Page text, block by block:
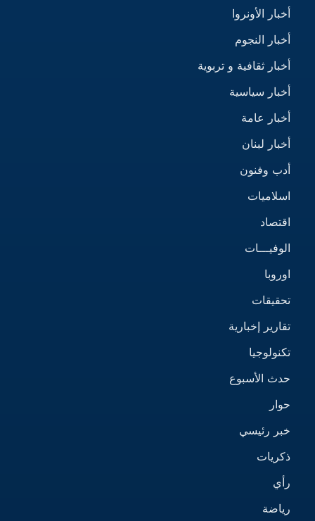
أخبار الأونروا
أخبار النجوم
أخبار ثقافية و تربوية
أخبار سياسية
أخبار عامة
أخبار لبنان
أدب وفنون
اسلاميات
اقتصاد
الوفيـــات
اوروبا
تحقيقات
تقارير إخبارية
تكنولوجيا
حدث الأسبوع
حوار
خبر رئيسي
ذكريات
رأي
رياضة